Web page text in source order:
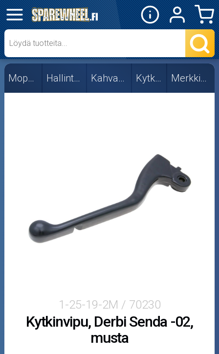
✕
Mopon osat
Merkkikohtaiset
Tuning
Mopoauton osat
Mönkijän osat
Nastarenkaat
Renkaat ja vanteet
Mopon osat Hallintalaitteet Kahvat ja vivut Kytkinvivut Merkkikohtaiset
1-25-19-2M / 70230
Kytkinvipu, Derbi Senda -02,
musta